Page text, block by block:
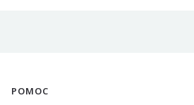
Linki w stopce
POMOC